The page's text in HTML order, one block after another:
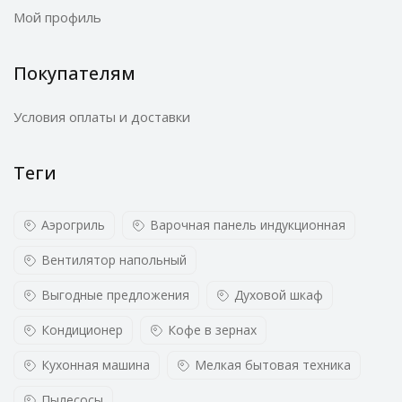
Мой профиль
Покупателям
Условия оплаты и доставки
Теги
Аэрогриль Варочная панель индукционная
Вентилятор напольный
Выгодные предложения Духовой шкаф
Кондиционер Кофе в зернах
Кухонная машина Мелкая бытовая техника